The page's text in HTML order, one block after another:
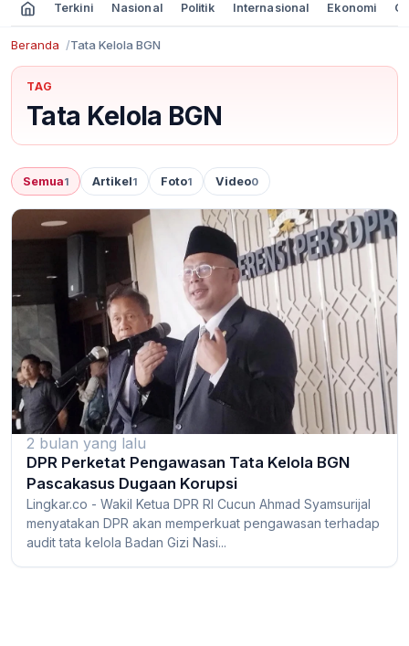
Terkini Nasional Politik Internasional Ekonomi
Beranda Tata Kelola BGN
TAG
Tata Kelola BGN
Semua1 Artikel1 Foto1 Video0
2 bulan yang lalu
DPR Perketat Pengawasan Tata Kelola BGN
Pascakasus Dugaan Korupsi
Lingkar.co - Wakil Ketua DPR RI Cucun Ahmad Syamsurijal
menyatakan DPR akan memperkuat pengawasan terhadap
audit tata kelola Badan Gizi Nasi...